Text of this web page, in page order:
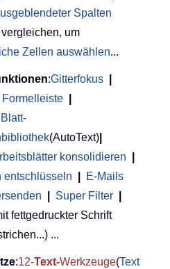
Spalten
um
Zellen auswählen...
:Gitterfokus
Formelleiste
(AutoText)
konsolidieren
entschlüsseln
E-Mails
Super Filter
fettgedruckter Schrift
...
:12-Text-Werkzeuge(Text